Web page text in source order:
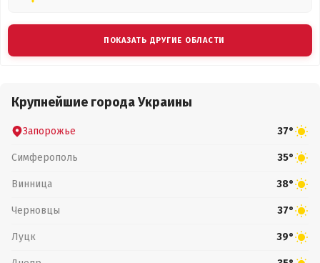
ПОКАЗАТЬ ДРУГИЕ ОБЛАСТИ
Крупнейшие города Украины
Запорожье 37°
Симферополь 35°
Винница 38°
Черновцы 37°
Луцк 39°